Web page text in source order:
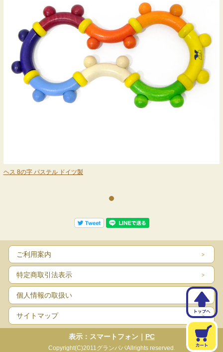
ヘス 8の字 パステル ドイツ製
ご利用案内
特定商取引法表示
個人情報の取扱い
サイトマップ
表示：スマートフォン｜ PC
Copyright(C)2011グランパパAllrights reserved.